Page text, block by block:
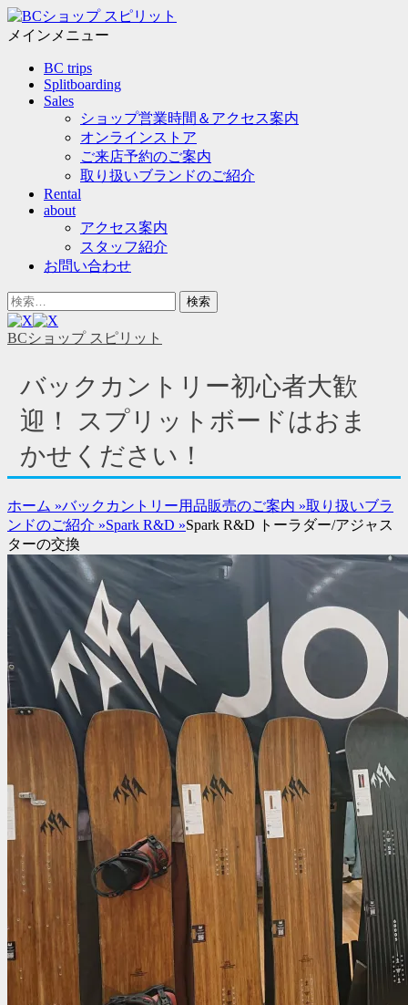
メ
ニ
メインメニュー
BC trips
Splitboarding
Sales
ショップ営業時間＆アクセス案内
オンラインストア
ご来店予約のご案内
取り扱いブランドのご紹介
Rental
about
アクセス案内
スタッフ紹介
お問い合わせ
ヘ
ッ
ダ
イ
テ
ン
ツ
を
表
示
検
索
対
BCショップ スピリット
バックカントリー初心者大歓
迎！ スプリットボードはおま
かせください！
ホーム »バックカントリー用品販売のご案内 »取り扱いブラ
ンドのご紹介 »Spark R&D »Spark R&D トーラダー/アジャス
ターの交換